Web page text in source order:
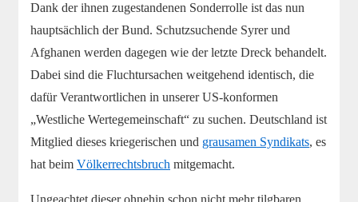
Dank der ihnen zugestandenen Sonderrolle ist das nun
hauptsächlich der Bund. Schutzsuchende Syrer und
Afghanen werden dagegen wie der letzte Dreck behandelt.
Dabei sind die Fluchtursachen weitgehend identisch, die
dafür Verantwortlichen in unserer US-konformen
„Westliche Wertegemeinschaft“ zu suchen. Deutschland ist
Mitglied dieses kriegerischen und grausamen Syndikats, es
hat beim Völkerrechtsbruch mitgemacht.